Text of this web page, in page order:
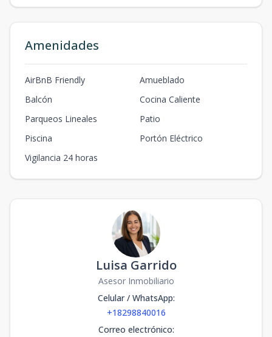
Amenidades
AirBnB Friendly
Amueblado
Balcón
Cocina Caliente
Parqueos Lineales
Patio
Piscina
Portón Eléctrico
Vigilancia 24 horas
Luisa Garrido
Asesor Inmobiliario
Celular / WhatsApp:
+18298840016
Correo electrónico: